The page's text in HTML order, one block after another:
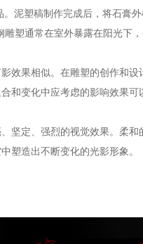
泥塑稿制作完成后，将石膏
塑通常在室外暴露在阳光下，
果相似。在雕塑的创作和
和变化中应考虑的影响效果可
坚定、强烈的视觉效果。柔
塑造出不断变化的光影形象。